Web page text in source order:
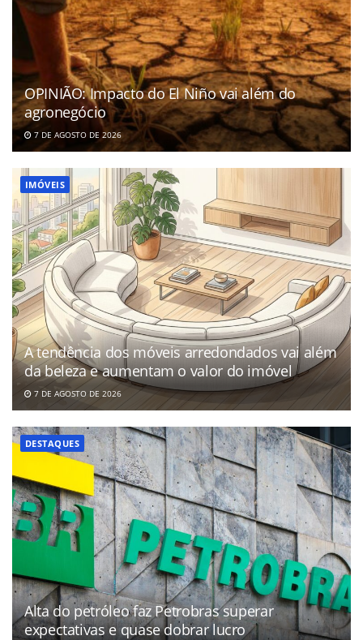
OPINIÃO: Impacto do El Niño vai além do
agronegócio
7 DE AGOSTO DE 2026
IMÓVEIS
A tendência dos móveis arredondados vai além
da beleza e aumentam o valor do imóvel
7 DE AGOSTO DE 2026
DESTAQUES
Alta do petróleo faz Petrobras superar
expectativas e quase dobrar lucro